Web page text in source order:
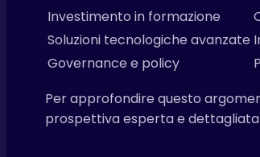
Investimento in formazione
Soluzioni tecnologiche avanzate
Governance e policy
Per approfondire questo
prospettiva esperta e